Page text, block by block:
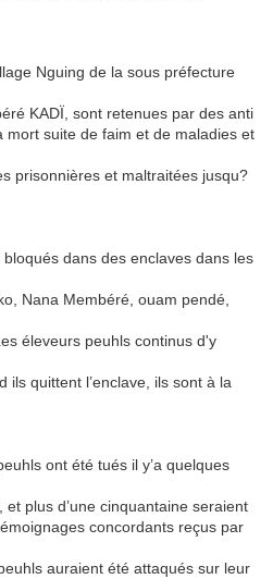
Nguing de la sous préfecture
KADÏ, sont retenues par des anti
mort suite de faim et de maladies et
prisonnières et maltraitées jusqu?
dans des enclaves dans les
Nana Membéré, ouam pendé,
éleveurs peuhls continus d'y
ils quittent l’enclave, ils sont à la
ont été tués il y’a quelques
plus d’une cinquantaine seraient
concordants reçus par
auraient été attaqués sur leur